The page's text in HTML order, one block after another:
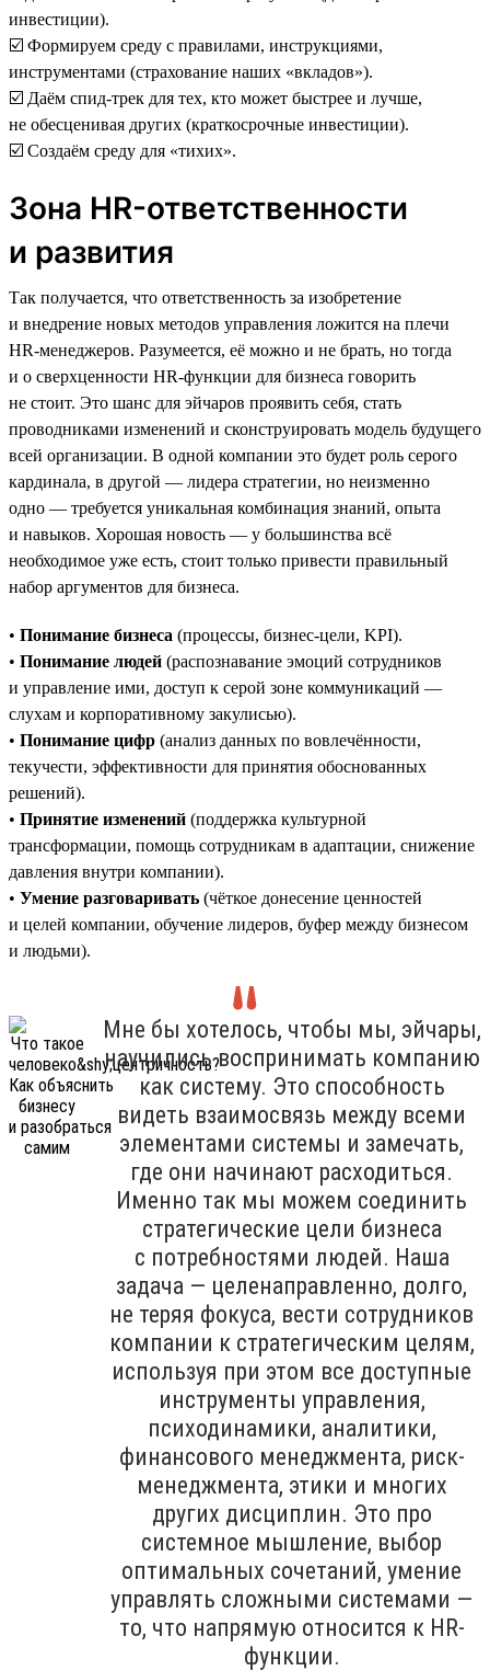
инвестиции).
☑️ Формируем среду с правилами, инструкциями,
инструментами (страхование наших «вкладов»).
☑️ Даём спид-трек для тех, кто может быстрее и лучше,
не обесценивая других (краткосрочные инвестиции).
☑️ Создаём среду для «тихих».
Зона HR-ответственности
и развития
Так получается, что ответственность за изобретение
и внедрение новых методов управления ложится на плечи
HR-менеджеров. Разумеется, её можно и не брать, но тогда
и о сверхценности HR-функции для бизнеса говорить
не стоит. Это шанс для эйчаров проявить себя, стать
проводниками изменений и сконструировать модель будущего
всей организации. В одной компании это будет роль серого
кардинала, в другой — лидера стратегии, но неизменно
одно — требуется уникальная комбинация знаний, опыта
и навыков. Хорошая новость — у большинства всё
необходимое уже есть, стоит только привести правильный
набор аргументов для бизнеса.
• Понимание бизнеса (процессы, бизнес-цели, KPI).
• Понимание людей (распознавание эмоций сотрудников
и управление ими, доступ к серой зоне коммуникаций —
слухам и корпоративному закулисью).
• Понимание цифр (анализ данных по вовлечённости,
текучести, эффективности для принятия обоснованных
решений).
• Принятие изменений (поддержка культурной
трансформации, помощь сотрудникам в адаптации, снижение
давления внутри компании).
• Умение разговаривать (чёткое донесение ценностей
и целей компании, обучение лидеров, буфер между бизнесом
и людьми).
Мне бы хотелось, чтобы мы, эйчары,
научились воспринимать компанию
как систему. Это способность
видеть взаимосвязь между всеми
элементами системы и замечать,
где они начинают расходиться.
Именно так мы можем соединить
стратегические цели бизнеса
с потребностями людей. Наша
задача — целенаправленно, долго,
не теряя фокуса, вести сотрудников
компании к стратегическим целям,
используя при этом все доступные
инструменты управления,
психодинамики, аналитики,
финансового менеджмента, риск-
менеджмента, этики и многих
других дисциплин. Это про
системное мышление, выбор
оптимальных сочетаний, умение
управлять сложными системами —
то, что напрямую относится к HR-
функции.